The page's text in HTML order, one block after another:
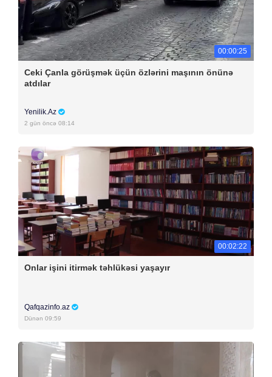
00:00:25
Ceki Çanla görüşmək üçün özlərini maşının önünə
atdılar
Yenilik.Az
2 gün öncə 08:14
00:02:22
Onlar işini itirmək təhlükəsi yaşayır
Qafqazinfo.az
Dünən 09:59